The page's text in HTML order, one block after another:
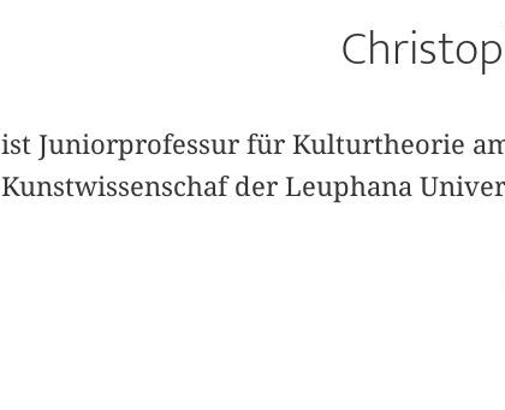
ist Juniorprofessur für Kulturtheorie
Kunstwissenschaf der Leuphana